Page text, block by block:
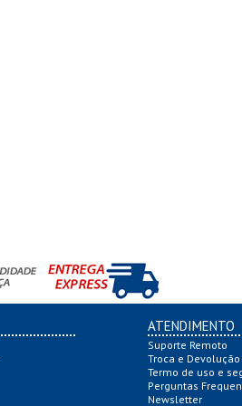
ATENDIMENTO
Suporte Remoto
Troca e Devolução
Termo de uso e
Perguntas
Newsletter